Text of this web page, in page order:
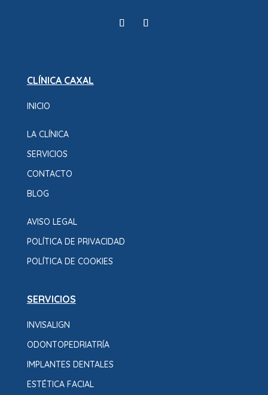
CLÍNICA CAXAL
INICIO
LA CLÍNICA
SERVICIOS
CONTACTO
BLOG
AVISO LEGAL
POLÍTICA DE PRIVACIDAD
POLÍTICA DE COOKIES
SERVICIOS
INVISALIGN
ODONTOPEDRIATRÍA
IMPLANTES DENTALES
ESTÉTICA FACIAL